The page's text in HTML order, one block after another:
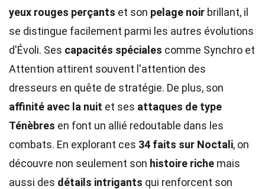
yeux rouges perçants et son pelage noir brillant, il
se distingue facilement parmi les autres évolutions
d'Évoli. Ses capacités spéciales comme Synchro et
Attention attirent souvent l'attention des
dresseurs en quête de stratégie. De plus, son
affinité avec la nuit et ses attaques de type
Ténèbres en font un allié redoutable dans les
combats. En explorant ces 34 faits sur Noctali, on
découvre non seulement son histoire riche mais
aussi des détails intrigants qui renforcent son